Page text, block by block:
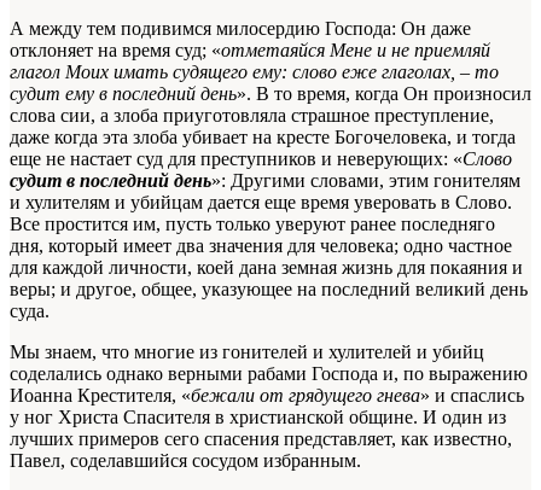
А между тем подивимся милосердию Господа: Он даже
отклоняет на время суд; «отметаяйся Мене и не приемляй
глагол Моих имать судящего ему: слово еже глаголах, – то
судит ему в последний день». В то время, когда Он произносил
слова сии, а злоба приуготовляла страшное преступление,
даже когда эта злоба убивает на кресте Богочеловека, и тогда
еще не настает суд для преступников и неверующих: «Слово
судит в последний день»: Другими словами, этим гонителям
и хулителям и убийцам дается еще время уверовать в Слово.
Все простится им, пусть только уверуют ранее последняго
дня, который имеет два значения для человека; одно частное
для каждой личности, коей дана земная жизнь для покаяния и
веры; и другое, общее, указующее на последний великий день
суда.
Мы знаем, что многие из гонителей и хулителей и убийц
соделались однако верными рабами Господа и, по выражению
Иоанна Крестителя, «бежали от грядущего гнева» и спаслись
у ног Христа Спасителя в христианской общине. И один из
лучших примеров сего спасения представляет, как известно,
Павел, соделавшийся сосудом избранным.